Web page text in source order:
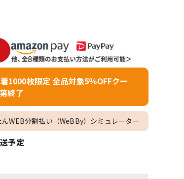
1000枚限定 全品対象5％OFFクー
終了
WEB分割払い（WeBBy）シミュレーター
予定